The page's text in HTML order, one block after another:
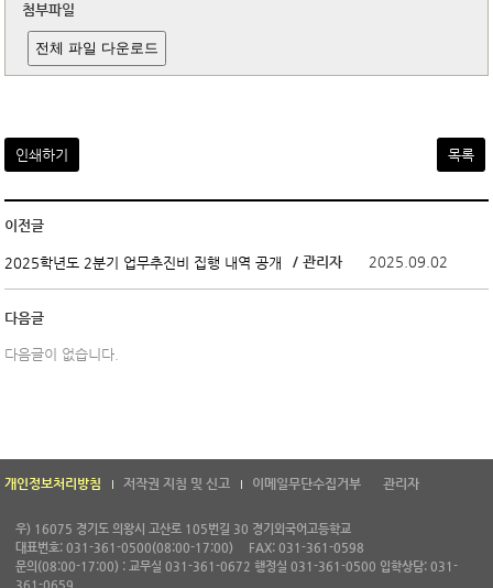
첨부파일
전체 파일 다운로드
인쇄하기 목록
이전글
2025학년도 2분기 업무추진비 집행 내역 공개 / 관리자 2025.09.02
다음글
다음글이 없습니다.
개인정보처리방침 저작권 지침 및 신고 이메일무단수집거부 관리자
우) 16075 경기도 의왕시 고산로 105번길 30 경기외국어고등학교
대표번호: 031-361-0500(08:00-17:00)
FAX: 031-361-0598
문의(08:00-17:00) : 교무실 031-361-0672 행정실 031-361-0500 입학상담: 031-